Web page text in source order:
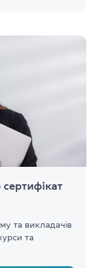
та викладачів
та